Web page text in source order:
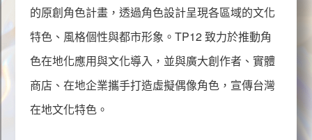
偶像介紹
的原創角色計畫，透過角色設計呈現各區域的文化
特色、風格個性與都市形象。 TP12致力於推動角
色在地化應用與文化導入，並與廣大創作者、實體
商店、在地企業攜手打造虛擬偶像角色，宣傳台灣
在地文化特色。